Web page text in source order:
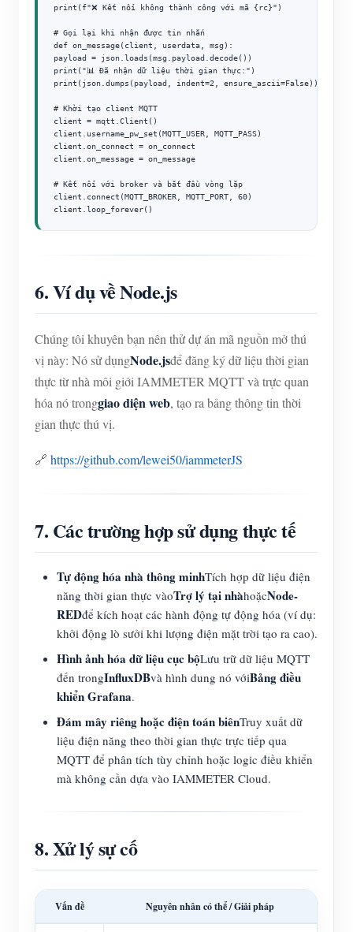
print(f"❌ Kết nối không thành công với mã {rc}")
# Gọi lại khi nhận được tin nhắn
def on_message(client, userdata, msg):
payload = json.loads(msg.payload.decode())
print("📊 Đã nhận dữ liệu thời gian thực:")
print(json.dumps(payload, indent=2, ensure_ascii=False))
# Khởi tạo client MQTT
client = mqtt.Client()
client.username_pw_set(MQTT_USER, MQTT_PASS)
client.on_connect = on_connect
client.on_message = on_message
# Kết nối với broker và bắt đầu vòng lặp
client.connect(MQTT_BROKER, MQTT_PORT, 60)
client.loop_forever()
6. Ví dụ về Node.js
Chúng tôi khuyên bạn nên thử dự án mã nguồn mở thú
vị này: Nó sử dụngNode.jsđể đăng ký dữ liệu thời gian
thực từ nhà môi giới IAMMETER MQTT và trực quan
hóa nó tronggiao diện web, tạo ra bảng thông tin thời
gian thực thú vị.
🔗 https://github.com/lewei50/iammeterJS
7. Các trường hợp sử dụng thực tế
Tự động hóa nhà thông minhTích hợp dữ liệu điện
năng thời gian thực vàoTrợ lý tại nhàhoặcNode-
REDđể kích hoạt các hành động tự động hóa (ví dụ:
khởi động lò sưởi khi lượng điện mặt trời tạo ra cao).
Hình ảnh hóa dữ liệu cục bộLưu trữ dữ liệu MQTT
đến trongInfluxDBvà hình dung nó vớiBảng điều
khiển Grafana.
Đám mây riêng hoặc điện toán biênTruy xuất dữ
liệu điện năng theo thời gian thực trực tiếp qua
MQTT để phân tích tùy chỉnh hoặc logic điều khiển
mà không cần dựa vào IAMMETER Cloud.
8. Xử lý sự cố
Vấn đề Nguyên nhân có thể / Giải pháp